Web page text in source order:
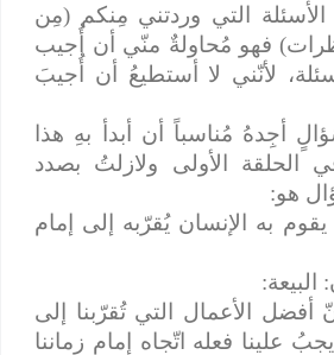
الأسئلة التي وردتني مِنكم (مِن
فهو مُحاولةٌ منّي أن أُجيب
لأنّني لا أستطيعُ أن أُجيبَ
أجِدهُ مُناسباً أن أبدأ بهِ هذا
الحلقة الأولى ولازلتُ بصدد
هو:
به الإنسان يُقرّبه إلى إمام
الأعمال التي تُقرّبنا إلى
علينا فعله اتّجاه إمام زماننا